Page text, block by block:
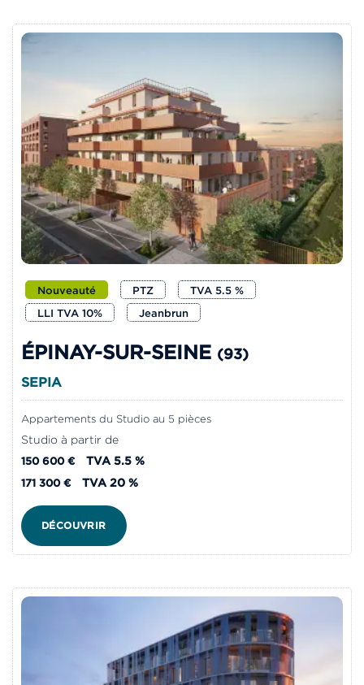
Nouveauté PTZ
TVA 5.5 %
LLI TVA 10%
Jeanbrun
ÉPINAY-SUR-SEINE (93)
SEPIA
Appartements du Studio au 5 pièces
Studio à partir de
150 600 € TVA 5.5 %
171 300 € TVA 20 %
DÉCOUVRIR